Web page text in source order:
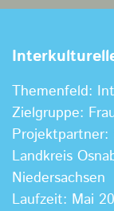
Themenfeld:
Zielgruppe:
Projektpartner:
Landkreis
Niedersachsen
Laufzeit: Mai